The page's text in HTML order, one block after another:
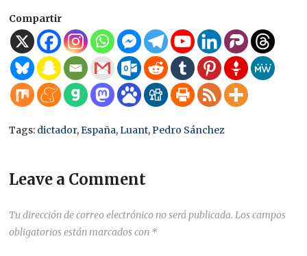
Compartir
Tags: dictador,España,Luant, Pedro Sánchez
Leave a Comment
Tu dirección de correo electrónico no será publicada. Los campos
obligatorios están marcados con *